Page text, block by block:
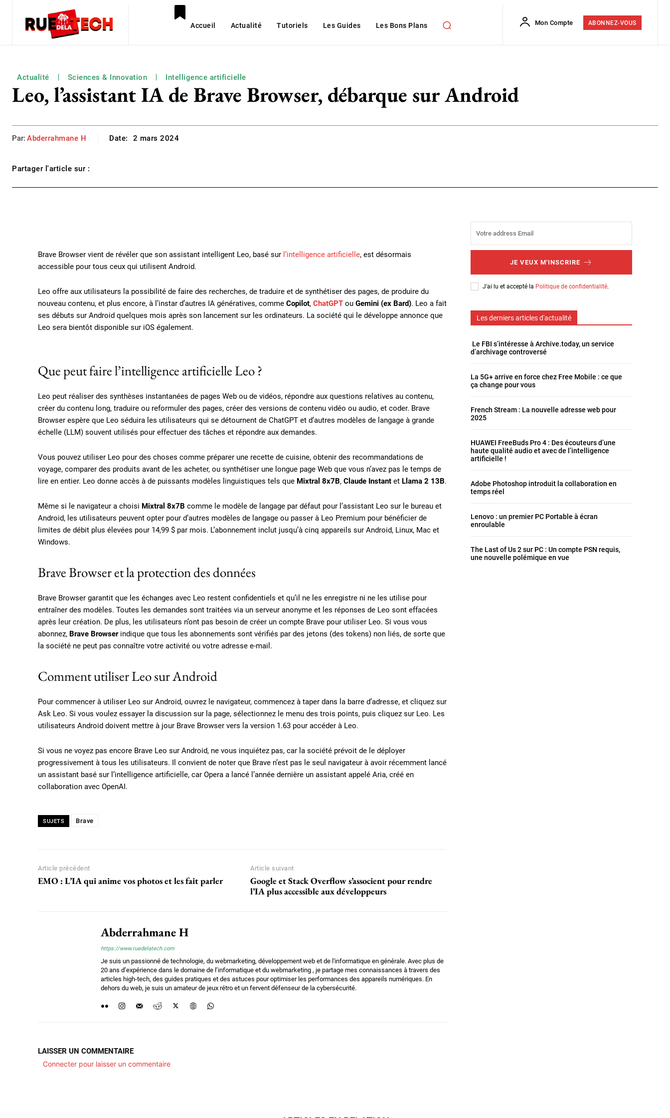
Accueil Actualité Tutoriels Les Guides Les Bons Plans Mon Compte ABONNEZ-VOUS
Actualité Sciences & Innovation Intelligence artificielle
Leo, l’assistant IA de Brave Browser, débarque sur Android
Par: Abderrahmane H Date: 2 mars 2024
Partager l'article sur :
Brave Browser vient de révéler que son assistant intelligent Leo, basé sur l’intelligence artificielle, est désormais
accessible pour tous ceux qui utilisent Android.
Leo offre aux utilisateurs la possibilité de faire des recherches, de traduire et de synthétiser des pages, de produire du
nouveau contenu, et plus encore, à l’instar d’autres IA génératives, comme Copilot, ChatGPT ou Gemini (ex Bard). Leo a fait
ses débuts sur Android quelques mois après son lancement sur les ordinateurs. La société qui le développe annonce que
Leo sera bientôt disponible sur iOS également.
Que peut faire l’intelligence artificielle Leo ?
Leo peut réaliser des synthèses instantanées de pages Web ou de vidéos, répondre aux questions relatives au contenu,
créer du contenu long, traduire ou reformuler des pages, créer des versions de contenu vidéo ou audio, et coder. Brave
Browser espère que Leo séduira les utilisateurs qui se détournent de ChatGPT et d’autres modèles de langage à grande
échelle (LLM) souvent utilisés pour effectuer des tâches et répondre aux demandes.
Vous pouvez utiliser Leo pour des choses comme préparer une recette de cuisine, obtenir des recommandations de
voyage, comparer des produits avant de les acheter, ou synthétiser une longue page Web que vous n’avez pas le temps de
lire en entier. Leo donne accès à de puissants modèles linguistiques tels que Mixtral 8x7B, Claude Instant et Llama 2 13B.
Même si le navigateur a choisi Mixtral 8x7B comme le modèle de langage par défaut pour l’assistant Leo sur le bureau et
Android, les utilisateurs peuvent opter pour d’autres modèles de langage ou passer à Leo Premium pour bénéficier de
limites de débit plus élevées pour 14,99 $ par mois. L’abonnement inclut jusqu’à cinq appareils sur Android, Linux, Mac et
Windows.
Brave Browser et la protection des données
Brave Browser garantit que les échanges avec Leo restent confidentiels et qu’il ne les enregistre ni ne les utilise pour
entraîner des modèles. Toutes les demandes sont traitées via un serveur anonyme et les réponses de Leo sont effacées
après leur création. De plus, les utilisateurs n’ont pas besoin de créer un compte Brave pour utiliser Leo. Si vous vous
abonnez, Brave Browserindique que tous les abonnements sont vérifiés par des jetons (des tokens) non liés, de sorte que
la société ne peut pas connaître votre activité ou votre adresse e-mail.
Comment utiliser Leo sur Android
Pour commencer à utiliser Leo sur Android, ouvrez le navigateur, commencez à taper dans la barre d’adresse, et cliquez sur
Ask Leo. Si vous voulez essayer la discussion sur la page, sélectionnez le menu des trois points, puis cliquez sur Leo. Les
utilisateurs Android doivent mettre à jour Brave Browser vers la version 1.63 pour accéder à Leo.
Si vous ne voyez pas encore Brave Leo sur Android, ne vous inquiétez pas, car la société prévoit de le déployer
progressivement à tous les utilisateurs. Il convient de noter que Brave n’est pas le seul navigateur à avoir récemment lancé
un assistant basé sur l’intelligence artificielle, car Opera a lancé l’année dernière un assistant appelé Aria, créé en
collaboration avec OpenAI.
SUJETS Brave
Article précédent
EMO : L’IA qui anime vos photos et les fait parler
Article suivant
Google et Stack Overflow s’associent pour rendre
l’IA plus accessible aux développeurs
Abderrahmane H
https://www.ruedelatech.com
Je suis un passionné de technologie, du webmarketing, développement web et de l'informatique en générale. Avec plus de
20 ans d’expérience dans le domaine de l’informatique et du webmarketing , je partage mes connaissances à travers des
articles high-tech, des guides pratiques et des astuces pour optimiser les performances des appareils numériques. En
dehors du web, je suis un amateur de jeux rétro et un fervent défenseur de la cybersécurité.
LAISSER UN COMMENTAIRE
Connecter pour laisser un commentaire
JE VEUX M'INSCRIRE
J'ai lu et accepté la Politique de confidentialité.
Les derniers articles d'actualité
Le FBI s’intéresse à Archive.today, un service
d’archivage controversé
La 5G+ arrive en force chez Free Mobile : ce que
ça change pour vous
French Stream : La nouvelle adresse web pour
2025
HUAWEI FreeBuds Pro 4 : Des écouteurs d’une
haute qualité audio et avec de l’intelligence
artificielle !
Adobe Photoshop introduit la collaboration en
temps réel
Lenovo : un premier PC Portable à écran
enroulable
The Last of Us 2 sur PC : Un compte PSN requis,
une nouvelle polémique en vue